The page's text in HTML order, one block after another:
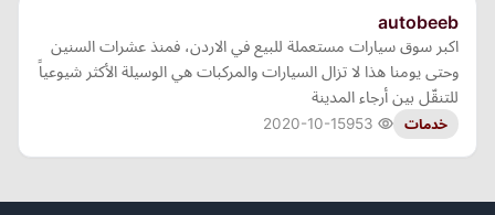
autobeeb
اكبر سوق سيارات مستعملة للبيع في الاردن، فمنذ عشرات السنين
وحتى يومنا هذا لا تزال السيارات والمركبات هي الوسيلة الأكثر شيوعياً
للتنقّل بين أرجاء المدينة
خدمات 2020-10-15